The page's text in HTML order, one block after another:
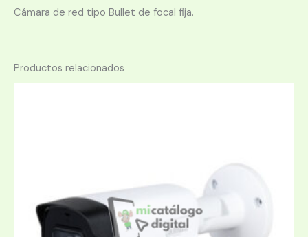
Cámara de red tipo Bullet de focal fija.
Productos relacionados